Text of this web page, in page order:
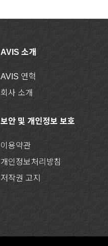
AVIS 소개
AVIS 연혁
회사 소개
보안 및 개인정보 보호
이용약관
개인정보처리방침
저작권 고지